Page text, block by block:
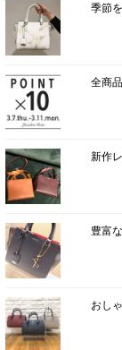
季節
全商
新作
豊富
おし